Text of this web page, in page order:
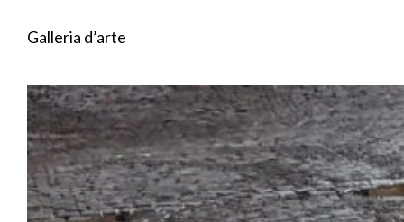
Galleria d’arte